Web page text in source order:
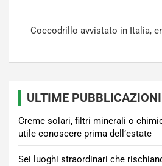
Coccodrillo avvistato in Italia,
ULTIME PUBBLICAZIONI
Creme solari, filtri minerali o
utile conoscere prima dell’estate
Sei luoghi straordinari che